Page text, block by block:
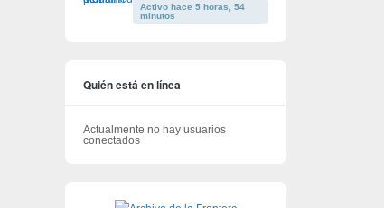
Activo hace 5 horas, 54
minutos
Quién está en línea
Actualmente no hay usuarios
conectados